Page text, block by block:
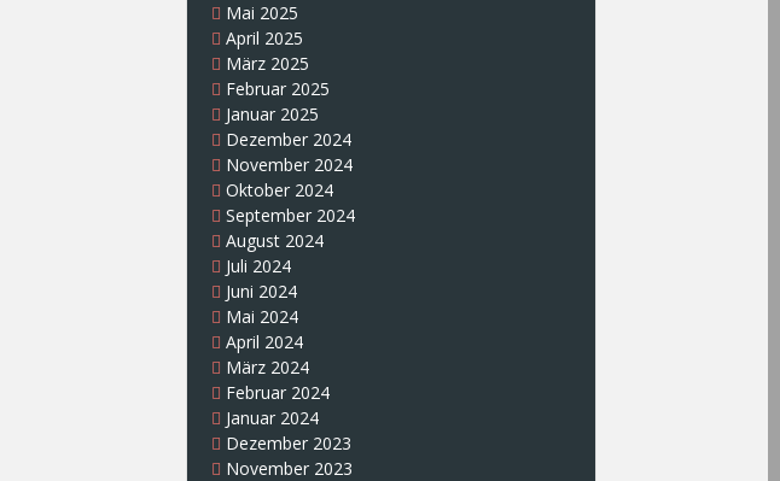
Mai 2025
April 2025
März 2025
Februar 2025
Januar 2025
Dezember 2024
November 2024
Oktober 2024
September 2024
August 2024
Juli 2024
Juni 2024
Mai 2024
April 2024
März 2024
Februar 2024
Januar 2024
Dezember 2023
November 2023